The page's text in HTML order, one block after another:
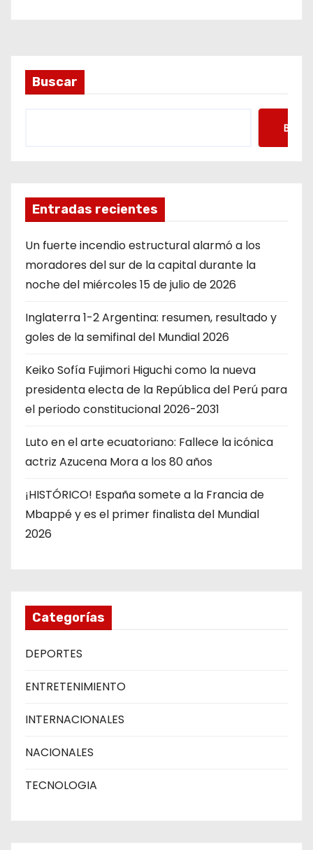
Buscar
Entradas recientes
Un fuerte incendio estructural alarmó a los
moradores del sur de la capital durante la
noche del miércoles 15 de julio de 2026
Inglaterra 1-2 Argentina: resumen, resultado y
goles de la semifinal del Mundial 2026
Keiko Sofía Fujimori Higuchi como la nueva
presidenta electa de la República del Perú para
el periodo constitucional 2026-2031
Luto en el arte ecuatoriano: Fallece la icónica
actriz Azucena Mora a los 80 años
¡HISTÓRICO! España somete a la Francia de
Mbappé y es el primer finalista del Mundial
2026
Categorías
DEPORTES
ENTRETENIMIENTO
INTERNACIONALES
NACIONALES
TECNOLOGIA